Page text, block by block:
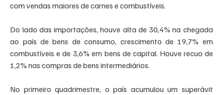
com vendas maiores de carnes e combustíveis.
Do lado das importações, houve alta de 30,4% na chegada
ao país de bens de consumo, crescimento de 19,7% em
combustíveis e de 3,6% em bens de capital. Houve recuo de
1,2% nas compras de bens intermediários.
No primeiro quadrimestre, o país acumulou um superávit